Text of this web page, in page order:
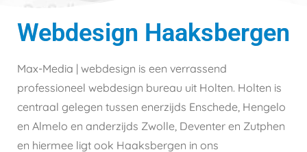
Webdesign Haaksbergen
Max-Media | webdesign is een verrassend
professioneel webdesign bureau uit Holten. Holten is
centraal gelegen tussen enerzijds Enschede, Hengelo
en Almelo en anderzijds Zwolle, Deventer en Zutphen
en hiermee ligt ook Haaksbergen in ons